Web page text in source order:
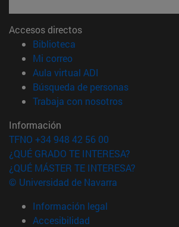
Accesos directos
Biblioteca
Mi correo(abre en nueva ventana)
Aula virtual ADI
Búsqueda de personas(abre en
Trabaja con nosotros(abre en
Información
TFNO +34 948 42 56 00
¿QUÉ GRADO TE INTERESA?
¿QUÉ MÁSTER TE INTERESA?
© Universidad de Navarra
Información legal
Accesibilidad